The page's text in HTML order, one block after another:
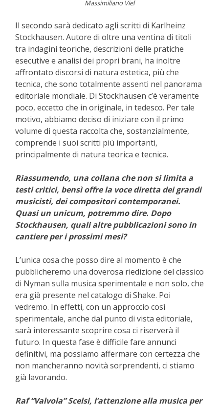
Massimiliano Viel
Il secondo sarà dedicato agli scritti di Karlheinz
Stockhausen. Autore di oltre una ventina di titoli
tra indagini teoriche, descrizioni delle pratiche
esecutive e analisi dei propri brani, ha inoltre
affrontato discorsi di natura estetica, più che
tecnica, che sono totalmente assenti nel panorama
editoriale mondiale. Di Stockhausen c’è veramente
poco, eccetto che in originale, in tedesco. Per tale
motivo, abbiamo deciso di iniziare con il primo
volume di questa raccolta che, sostanzialmente,
comprende i suoi scritti più importanti,
principalmente di natura teorica e tecnica.
Riassumendo, una collana che non si limita a
testi critici, bensì offre la voce diretta dei grandi
musicisti, dei compositori contemporanei.
Quasi un unicum, potremmo dire. Dopo
Stockhausen, quali altre pubblicazioni sono in
cantiere per i prossimi mesi?
L’unica cosa che posso dire al momento è che
pubblicheremo una doverosa riedizione del classico
di Nyman sulla musica sperimentale e non solo, che
era già presente nel catalogo di Shake. Poi
vedremo. In effetti, con un approccio così
sperimentale, anche dal punto di vista editoriale,
sarà interessante scoprire cosa ci riserverà il
futuro. In questa fase è difficile fare annunci
definitivi, ma possiamo affermare con certezza che
non mancheranno novità sorprendenti, ci stiamo
già lavorando.
Raf “Valvola” Scelsi, l’attenzione alla musica per